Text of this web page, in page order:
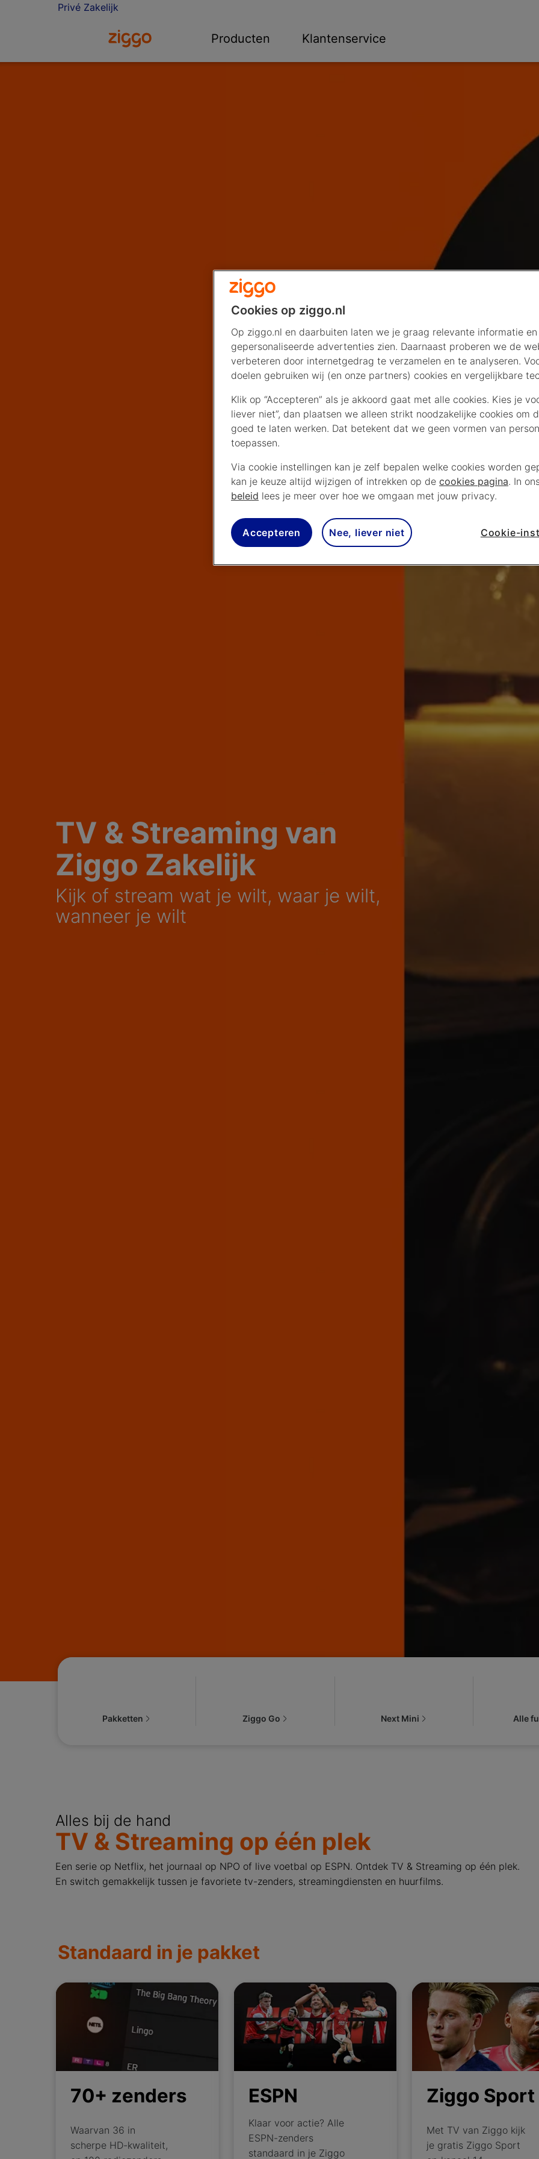
Privé Zakelijk
Ga naar de Ziggo Zakelijk homepage
Producten Klantenservice
TV & Streaming van
Ziggo Zakelijk
Kijk of stream wat je wilt, waar je wilt,
wanneer je wilt
Pakketten Ziggo Go Next Mini Alle
Alles bij de hand
TV & Streaming op één plek
Een serie op Netflix, het journaal op NPO of live voetbal op ESPN. Ontdek TV & Streaming op één plek.
En switch gemakkelijk tussen je favoriete tv-zenders, streamingdiensten en huurfilms.
Standaard in je pakket
70+ zenders
70+ zenders
Waarvan 36 in
scherpe HD-kwaliteit,
ESPN
ESPN
Klaar voor actie? Alle
ESPN-zenders
standaard in je Ziggo
Ziggo Sport
Ziggo Sport
Met TV van Ziggo kijk
je gratis Ziggo Sport
Cookies op ziggo.nl
Op ziggo.nl en daarbuiten laten we je graag relevante informatie en
gepersonaliseerde advertenties zien. Daarnaast proberen we de
verbeteren door internetgedrag te verzamelen en te analyseren.
doelen gebruiken wij (en onze partners) cookies en vergelijkbare
Klik op “Accepteren” als je akkoord gaat met alle cookies. Kies je
liever niet”, dan plaatsen we alleen strikt noodzakelijke cookies om
goed te laten werken. Dat betekent dat we geen vormen van
toepassen.
Via cookie instellingen kan je zelf bepalen welke cookies worden
kan je keuze altijd wijzigen of intrekken op de cookies pagina. In
beleid lees je meer over hoe we omgaan met jouw privacy.
Accepteren Nee, liever niet Cookie-